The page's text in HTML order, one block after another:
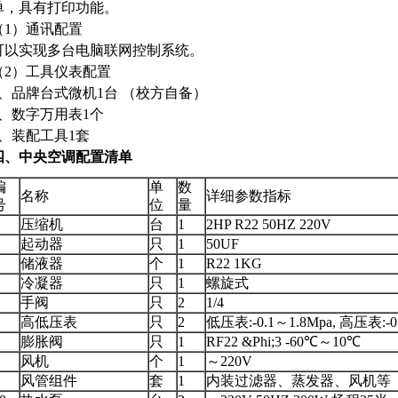
，具有打印功能。
1）通讯配置
以实现多台电脑联网控制系统。
2）工具仪表配置
品牌台式微机1台 （校方自备）
数字万用表1个
装配工具1套
、中央空调配置清单
名称
单
位
数
量
详细参数指标
压缩机
台 1
2HP R22 50HZ 220V
起动器
只 1
50UF
储液器
个 1
R22 1KG
冷凝器
只 1
螺旋式
手阀
只 2
1/4
高低压表
只 2
低压表:-0.1～1.8Mpa, 高压表:-
膨胀阀
只 1
RF22 &Phi;3 -60℃～10℃
风机
个 1
～220V
风管组件
套 1
内装过滤器、蒸发器、风机等